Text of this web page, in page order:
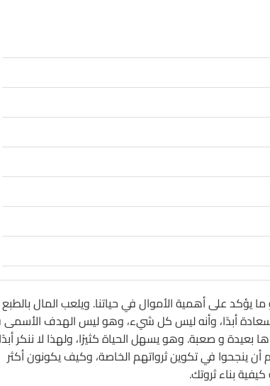
يؤكد على أهمية الأموال في حياتنا. ويلعب المال بالطبع
السعادة أبدًا، وأنه ليس كل شيء، وهو ليس الهدف
بعيدة و صعبة. وهو يسهل الحياة كثيرًا، ولهذا لا ننكر
ينجحوا في تكوين ثرواتهم الخاصة، وكيف يكونون أكثر
بناء ثروتك.